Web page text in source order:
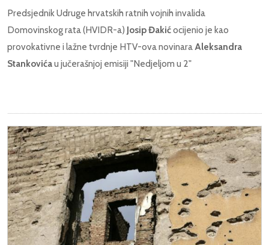
Predsjednik Udruge hrvatskih ratnih vojnih invalida
Domovinskog rata (HVIDR-a) Josip Đakićocijenio je kao
provokativne i lažne tvrdnje HTV-ova novinaraAleksandra
Stankovićau jučerašnjoj emisiji "Nedjeljom u 2"